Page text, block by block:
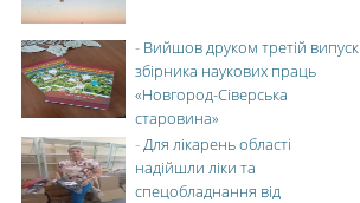
- Вийшов друком третій випуск
збірника наукових праць
«Новгород-Сіверська
старовина»
-Для лікарень області
надійшли ліки та
спецобладнання від